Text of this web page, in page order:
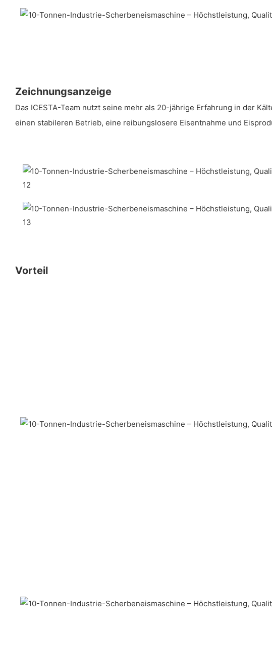
Zeichnungsanzeige
Das ICESTA-Team nutzt seine mehr als 20-jährige Erfahrung in der
einen stabileren Betrieb, eine reibungslosere Eisentnahme und
Vorteil